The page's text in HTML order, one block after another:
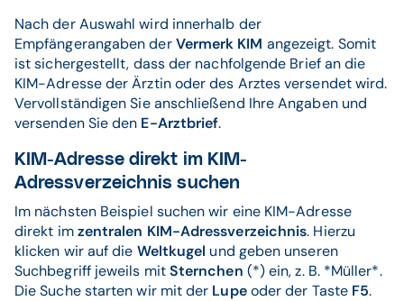
Nach der Auswahl wird innerhalb der
Empfängerangaben derVermerk KIM angezeigt. Somit
ist sichergestellt, dass der nachfolgende Brief an die
KIM-Adresse der Ärztin oder des Arztes versendet wird.
Vervollständigen Sie anschließend Ihre Angaben und
versenden Sie den E-Arztbrief.
KIM-Adresse direkt im KIM-
Adressverzeichnis suchen
Im nächsten Beispiel suchen wir eine KIM-Adresse
direkt imzentralen KIM-Adressverzeichnis. Hierzu
klicken wir auf die Weltkugel und geben unseren
Suchbegriff jeweils mitSternchen (*) ein, z. B. *Müller*.
Die Suche starten wir mit der Lupeoder der Taste F5.